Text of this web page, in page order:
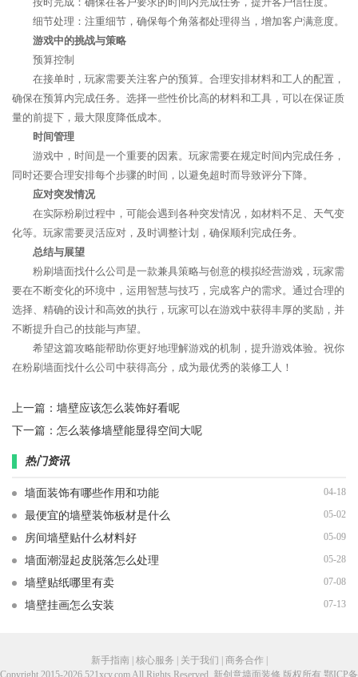
细节处理：注重细节，确保每个角落都处理得当，增加客户满意度。
游戏中的挑战与策略
预算控制
在接单时，玩家需要关注客户的预算。合理安排材料和工人的配置，
确保在预算内完成任务。选择一些性价比高的材料和工具，可以在保证质
量的前提下，最大限度降低成本。
时间管理
游戏中，时间是一个重要的因素。玩家需要在规定时间内完成任务，
同时还要合理安排每个步骤的时间，以避免超时而导致评分下降。
应对突发情况
在实际粉刷过程中，可能会遇到各种突发情况，如材料不足、天气变
化等。玩家需要灵活应对，及时调整计划，确保顺利完成任务。
总结与展望
粉刷墙面找什么公司是一款兼具策略与创意的模拟经营游戏，玩家需
要在不断变化的环境中，运用智慧与技巧，完成客户的需求。通过合理的
选择、精确的设计和高效的执行，玩家可以在游戏中获得丰厚的奖励，并
不断提升自己的技能与声望。
希望这篇攻略能帮助你更好地理解游戏的机制，提升游戏体验。祝你
在粉刷墙面找什么公司中获得高分，成为最优秀的装修工人！
上一篇： 墙壁应该怎么装饰好看呢
下一篇： 怎么装修墙壁能显得空间大呢
热门资讯
墙面装饰有哪些作用和功能 04-18
最便宜的墙壁装饰板材是什么 05-02
房间墙壁贴什么材料好 05-09
墙面潮湿起皮脱落怎么处理 05-28
墙壁贴纸哪里有卖 07-08
墙壁挂画怎么安装 07-13
新手指南 | 核心服务 | 关于我们 | 商务合作 |
Copyright 2015-2026 521xcy.com All Rights Reserved. 新创意墙面装修 版权所有 鄂ICP备